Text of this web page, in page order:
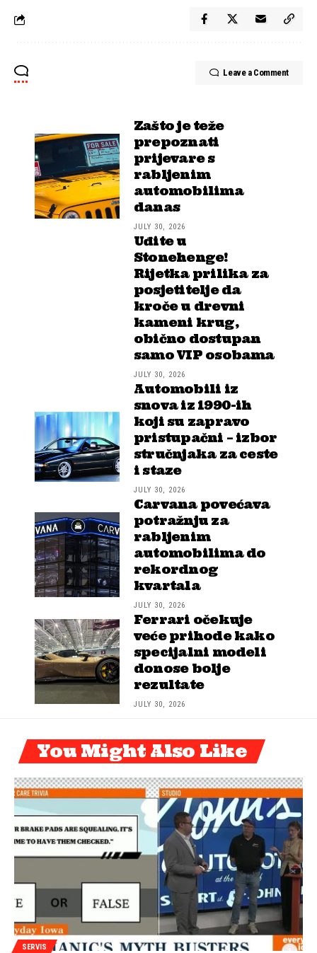
Leave a Comment
Zašto je teže
prepoznati
prijevare s
rabljenim
automobilima
danas
JULY 30, 2026
Uđite u
Stonehenge!
Rijetka prilika za
posjetitelje da
kroče u drevni
kameni krug,
obično dostupan
samo VIP osobama
JULY 30, 2026
Automobili iz
snova iz 1990-ih
koji su zapravo
pristupačni – izbor
stručnjaka za ceste
i staze
JULY 30, 2026
Carvana povećava
potražnju za
rabljenim
automobilima do
rekordnog
kvartala
JULY 30, 2026
Ferrari očekuje
veće prihode kako
specijalni modeli
donose bolje
rezultate
JULY 30, 2026
You Might Also Like
SERVIS